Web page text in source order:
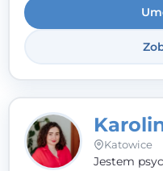
Katowice
Jestem